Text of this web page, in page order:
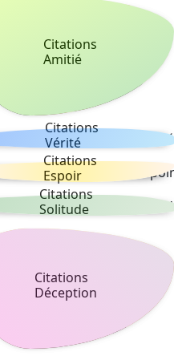
Citations
Amitié
Citations
Vérité
Citations
Espoir
Citations
Solitude
Citations
Déception